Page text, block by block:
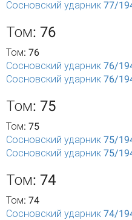
Сосновский ударник 77/
Том: 76
Том: 76
Сосновский ударник 76/
Сосновский ударник 76/
Том: 75
Том: 75
Сосновский ударник 75/
Сосновский ударник 75/
Том: 74
Том: 74
Сосновский ударник 74/